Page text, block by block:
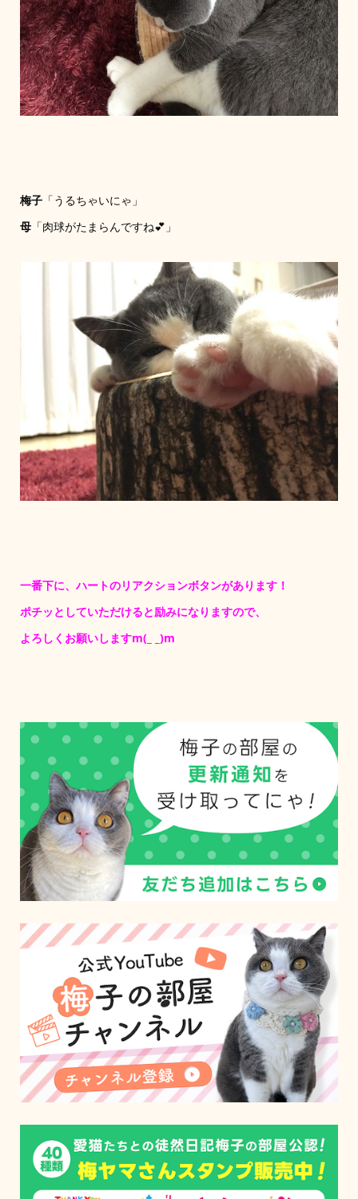
梅子「うるちゃいにゃ」
母「肉球がたまらんですね💕」
一番下に、ハートのリアクションボタンがあります！
ポチッとしていただけると励みになりますので、
よろしくお願いしますm(_ _)m